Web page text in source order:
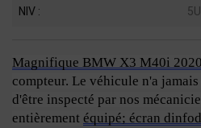
NIV :
Magnifique BMW X3 M40i
compteur. Le véhicule n'a
d'être inspecté par nos
entièrement équipé; écran